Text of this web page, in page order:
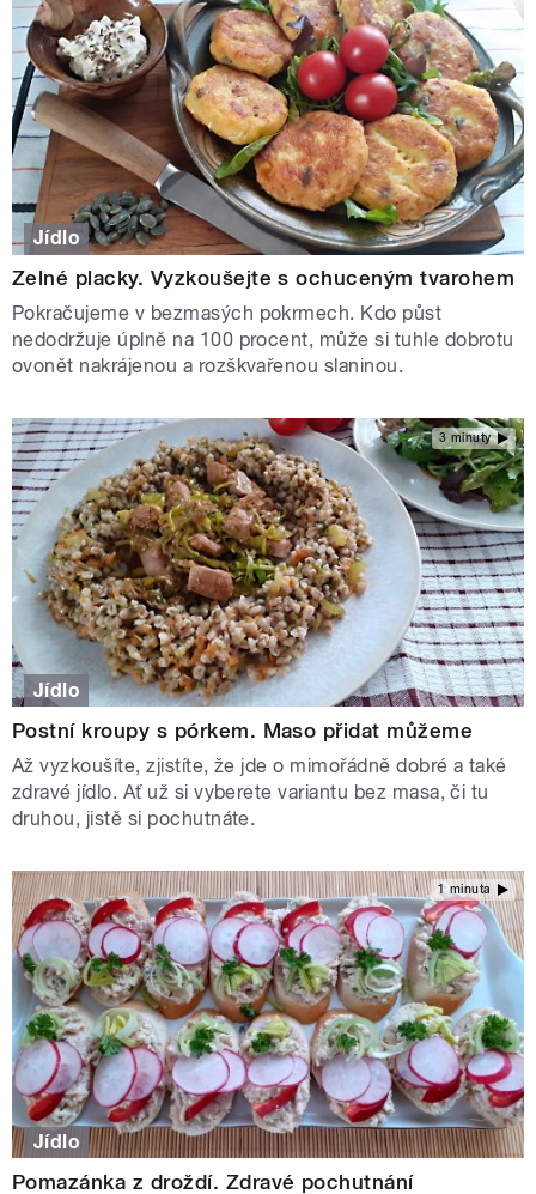
Jídlo
Zelné placky. Vyzkoušejte s ochuceným tvarohem
Pokračujeme v bezmasých pokrmech. Kdo půst
nedodržuje úplně na 100 procent, může si tuhle dobrotu
ovonět nakrájenou a rozškvařenou slaninou.
3 minuty
Jídlo
Postní kroupy s pórkem. Maso přidat můžeme
Až vyzkoušíte, zjistíte, že jde o mimořádně dobré a také
zdravé jídlo. Ať už si vyberete variantu bez masa, či tu
druhou, jistě si pochutnáte.
1 minuta
Jídlo
Pomazánka z droždí. Zdravé pochutnání